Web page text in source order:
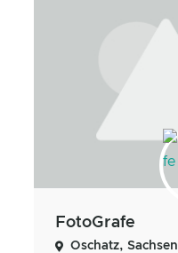
FotoGrafe
Oschatz, Sachsen